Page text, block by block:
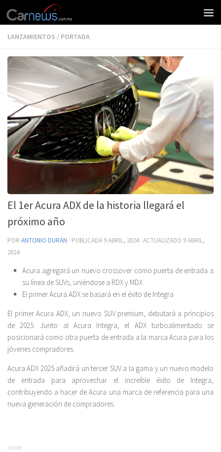
LANZAMIENTOS / PORTADA
El 1er Acura ADX de la historia llegará el
próximo año
POR ANTONIO DURÁN · PUBLICADA 9 ABRIL, 2024· ACTUALIZADO 9 ABRIL,
2024
Acura agregará un nuevo crossover como puerta de entrada a
su línea de SUVs, uniéndose a RDX y MDX
El primer Acura ADX se basará en el éxito de Integra
El primer Acura ADX, un nuevo SUV premium, debutará a principios
de 2025. Junto al Acura Integra, el ADX turboalimentado se
posicionará como otra puerta de entrada a la marca Acura para los
jóvenes compradores.
Acura ADX 2025 añadirá un tercer SUV a la gama y un nuevo modelo
de entrada para aprovechar el increíble éxito de Integra,
contribuyendo a hacer de Acura una marca de referencia para una
nueva generación de compradores.
SHARE